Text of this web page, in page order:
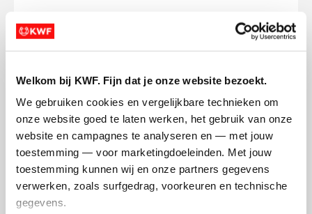
Welkom bij KWF. Fijn dat je onze website bezoekt.
We gebruiken cookies en vergelijkbare technieken om
onze website goed te laten werken, het gebruik van onze
website en campagnes te analyseren en — met jouw
toestemming — voor marketingdoeleinden. Met jouw
toestemming kunnen wij en onze partners gegevens
verwerken, zoals surfgedrag, voorkeuren en technische
gegevens.
Opgehaald
€0
Streefbedrag
€200
Doneer
Loredana Gabriela's badges